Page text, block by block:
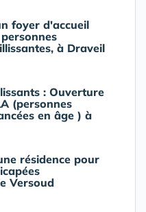
foyer d'accueil
à Draveil
: Ouverture
(personnes
en âge ) à
résidence pour
Versoud